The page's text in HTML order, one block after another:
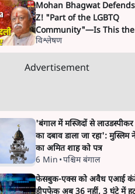
Mohan Bhagwat
Z! "Part of the LGBTQ
Community"—Is This the
New Move?
विश्लेषण
Advertisement
'बंगाल में मस्जिदों से लाउडस्पीकर
का दबाव डाला जा रहा': मुस्लिम
का अमित शाह को पत्र
6 Min •पश्चिम बंगाल
फेसबुक-एक्स को अवैध एआई